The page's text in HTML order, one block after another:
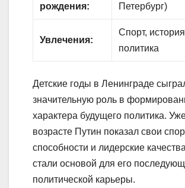
рождения:
Петербург)
Увлечения:
Спорт,
политика
Детские годы в Ленинграде
значительную роль в
характера будущего политика.
возрасте Путин показал свои
способности и лидерские
стали основой для его
политической карьеры.